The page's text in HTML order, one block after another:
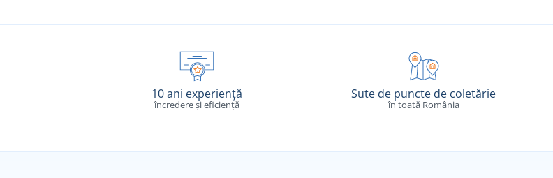
10 ani experiență
încredere și eficiență
Sute de puncte de coletărie
în toată România